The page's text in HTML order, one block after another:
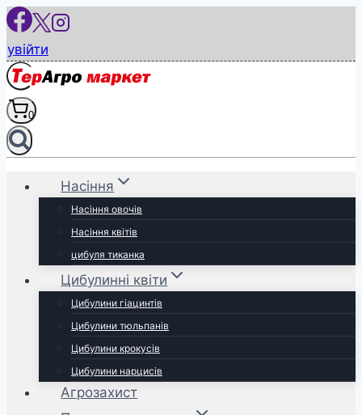
Перейти
вмісту
увійти
0
Насіння
Насіння овочів
Насіння квітів
цибуля тиканка
Цибулинні квіти
Цибулини гіацинтів
Цибулини тюльпанів
Цибулини крокусів
Цибулини нарцисів
Агрозахист